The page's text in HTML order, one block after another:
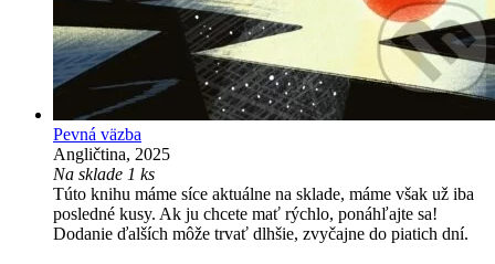
Pevná väzba
Angličtina, 2025
Na sklade 1 ks
Túto knihu máme síce aktuálne na sklade, máme však už iba
posledné kusy. Ak ju chcete mať rýchlo, ponáhľajte sa!
Dodanie ďalších môže trvať dlhšie, zvyčajne do piatich dní.